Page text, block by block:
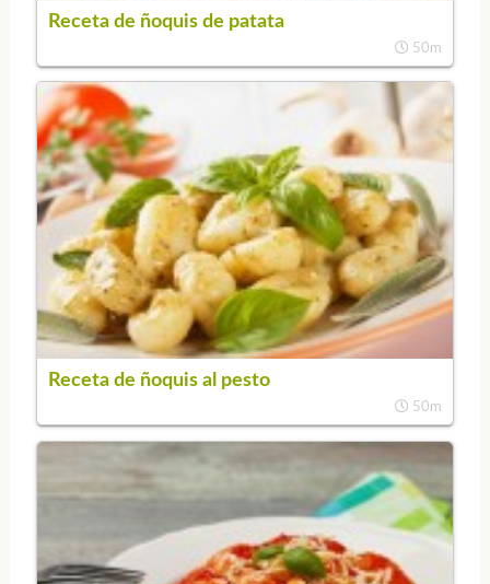
Receta de ñoquis de patata
50m
Receta de ñoquis al pesto
50m